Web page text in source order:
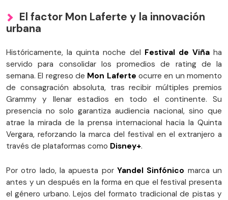
El factor Mon Laferte y la innovación
urbana
Históricamente, la quinta noche del Festival de Viñaha
servido para consolidar los promedios de rating de la
semana. El regreso de Mon Laferte ocurre en un momento
de consagración absoluta, tras recibir múltiples premios
Grammy y llenar estadios en todo el continente. Su
presencia no solo garantiza audiencia nacional, sino que
atrae la mirada de la prensa internacional hacia la Quinta
Vergara, reforzando la marca del festival en el extranjero a
través de plataformas como Disney+.
Por otro lado, la apuesta por Yandel Sinfónico marca un
antes y un después en la forma en que el festival presenta
el género urbano. Lejos del formato tradicional de pistas y